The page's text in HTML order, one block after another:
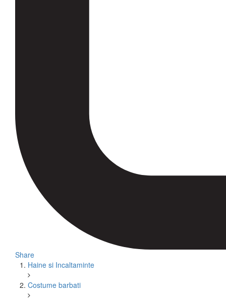
Share
Haine si Incaltaminte
Costume barbati